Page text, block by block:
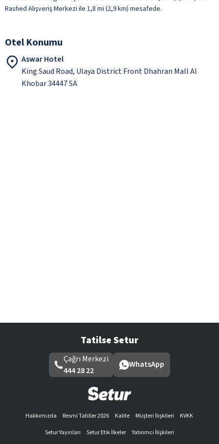
Rashed Alışveriş Merkezi ile 1,8 mi (2,9 km) mesafede.
Otel Konumu
Aswar Hotel
King Saud Road, Ulaya District Front Dhahran Mall Al
Khobar 34447 SA
Tatilse Setur
Çağrı Merkezi
444 28 22
WhatsApp
Hakkımızda Resmi Tatiller 2026 Kalite Müşteri İlişkileri
KVKK
Setur Yayınları
Setur Etik İlkeler
Yatırımcı İlişkileri